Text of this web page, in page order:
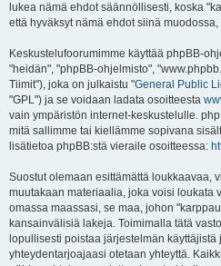
lukea nämä ehdot säännöllisesti, koska
että hyväksyt nämä ehdot siinä
Keskustelufoorumimme käyttää phpBB-
"heidän", "phpBB-ohjelmisto",
Tiimit"), joka on julkaistu "General Public
"GPL") ja se voidaan ladata osoitteesta
vain ympäristön internet-keskustelulle.
mitä sallimme tai kiellämme sopivana
lisätietoa phpBB:stä vieraile osoitteessa:
Suostut olemaan esittämättä loukkaavaa,
muutakaan materiaalia, joka voisi loukata
omassa maassasi, se maa, johon
kansainvälisiä lakeja. Toimimalla tätä
lopullisesti poistaa järjestelmän käyttäjistä
yhteydentarjoajaasi otetaan yhteyttä.